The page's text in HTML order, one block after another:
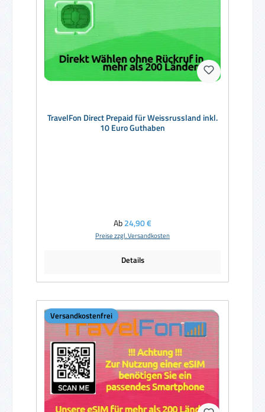
TravelFon Direct Prepaid für Weissrussland inkl.
10 Euro Guthaben
Regulärer Preis:
Ab24,90 €
Preise zzgl. Versandkosten
Details
Versandkostenfrei